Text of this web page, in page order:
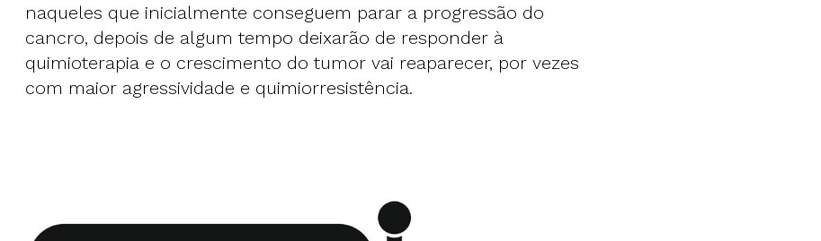
naqueles que inicialmente conseguem parar a progressão do
cancro, depois de algum tempo deixarão de responder à
quimioterapia e o crescimento do tumor vai reaparecer, por vezes
com maior agressividade e quimiorresistência.